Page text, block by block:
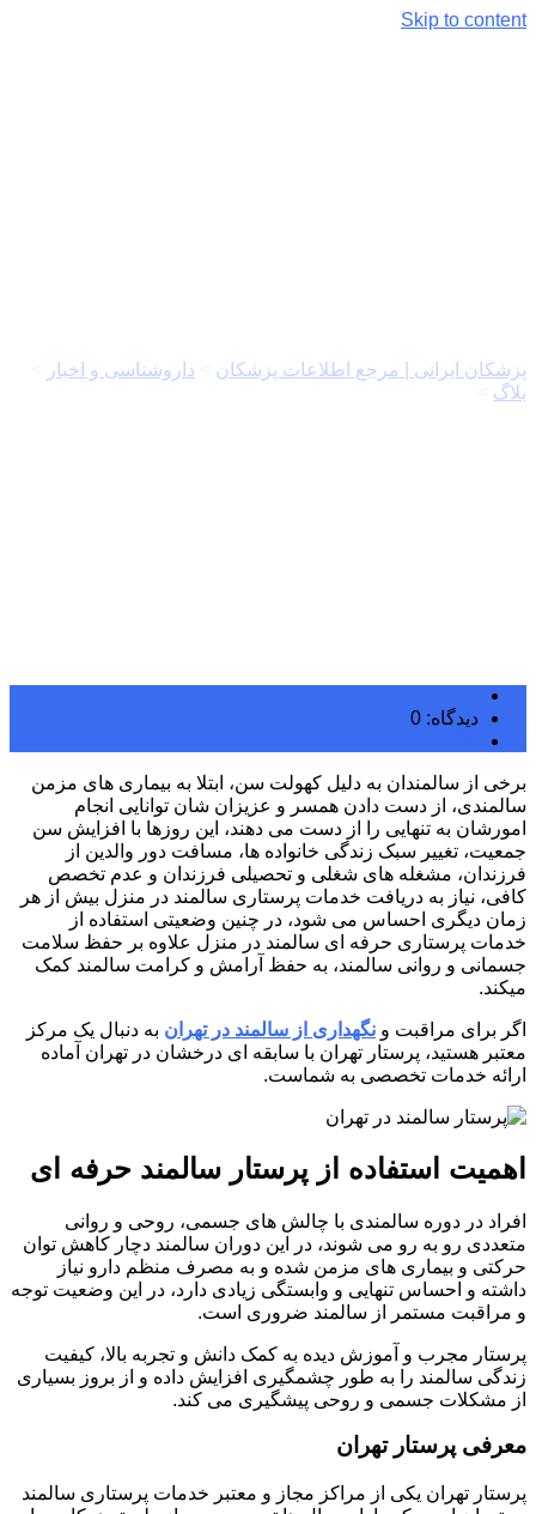
Skip to content
پزشکان ایرانی | مرجع اطلاعات پزشکان داروشناسی و اخبار
بلاگ
دیدگاه: 0
برخی از سالمندان به دلیل کهولت سن، ابتلا به بیماری های مزمن
سالمندی، از دست دادن همسر و عزیزان شان توانایی انجام
امورشان به تنهایی را از دست می دهند، این روزها با افزایش سن
جمعیت، تغییر سبک زندگی خانواده ها، مسافت دور والدین از
فرزندان، مشغله های شغلی و تحصیلی فرزندان و عدم تخصص
کافی، نیاز به دریافت خدمات پرستاری سالمند در منزل بیش از هر
زمان دیگری احساس می شود، در چنین وضعیتی استفاده از
خدمات پرستاری حرفه ای سالمند در منزل علاوه بر حفظ سلامت
جسمانی و روانی سالمند، به حفظ آرامش و کرامت سالمند کمک
میکند.
اگر برای مراقبت و نگهداری از سالمند در تهران به دنبال یک مرکز
معتبر هستید، پرستار تهران با سابقه ای درخشان در تهران آماده
ارائه خدمات تخصصی به شماست.
اهمیت استفاده از پرستار سالمند حرفه ای
افراد در دوره سالمندی با چالش های جسمی، روحی و روانی
متعددی رو به رو می شوند، در این دوران سالمند دچار کاهش توان
حرکتی و بیماری های مزمن شده و به مصرف منظم دارو نیاز
داشته و احساس تنهایی و وابستگی زیادی دارد، در این وضعیت توجه
و مراقبت مستمر از سالمند ضروری است.
پرستار مجرب و آموزش دیده به کمک دانش و تجربه بالا، کیفیت
زندگی سالمند را به طور چشمگیری افزایش داده و از بروز بسیاری
از مشکلات جسمی و روحی پیشگیری می کند.
معرفی پرستار تهران
پرستار تهران یکی از مراکز مجاز و معتبر خدمات پرستاری سالمند